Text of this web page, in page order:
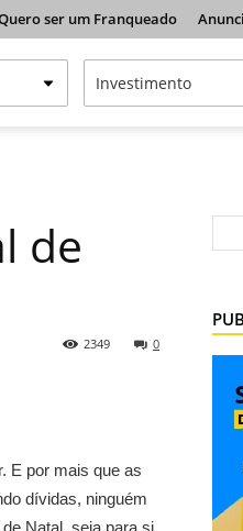
ser um Franqueado
de
0
2349
E por mais que as
dívidas, ninguém
Natal, seja para si